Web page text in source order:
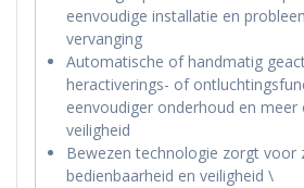
eenvoudige installatie en
vervanging
Automatische of handmatig
heractiverings- of
eenvoudiger onderhoud en meer
veiligheid
Bewezen technologie zorgt voor
bedienbaarheid en veiligheid \